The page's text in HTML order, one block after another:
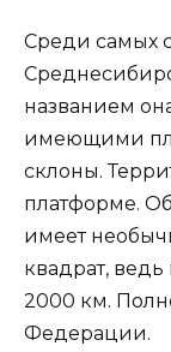
Среди самых
названием
имеющими
склоны.
платформе.
имеет
квадрат,
2000 км.
Федерации.